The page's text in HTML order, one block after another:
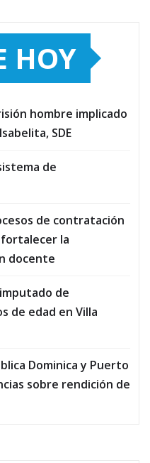
HOY
hombre implicado
SDE
de
de contratación
fortalecer la
docente
de
de edad en Villa
Dominica y Puerto
sobre rendición de